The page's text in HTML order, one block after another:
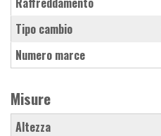
Tipo cambio
Numero marce
Misure
Altezza